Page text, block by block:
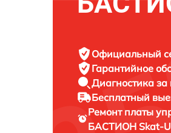
Официальный
Гарантийное
Диагностика за
Бесплатный
Ремонт платы
БАСТИОН Skat-